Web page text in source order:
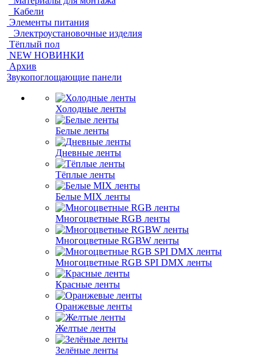
Кабели
Элементы питания
Электроустановочные изделия
Тёплый пол
NEW НОВИНКИ
Архив
Звукопоглощающие панели
Холодные ленты
Белые ленты
Дневные ленты
Тёплые ленты
Белые MIX ленты
Многоцветные RGB ленты
Многоцветные RGBW ленты
Многоцветные RGB SPI DMX ленты
Красные ленты
Оранжевые ленты
Желтые ленты
Зелёные ленты